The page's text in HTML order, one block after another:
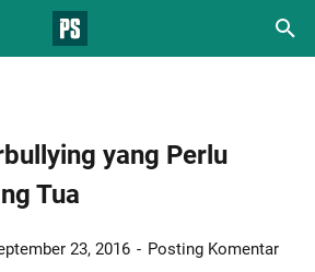
yang Perlu
Tua
23, 2016 Posting Komentar